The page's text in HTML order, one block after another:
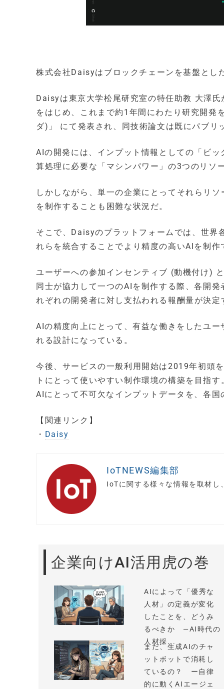
株式会社Daisyはブロックチェーンを基盤と
Daisyは東京大学松尾研究室の特任助教 大澤
をはじめ、これまで約1年間にわたり研究開
ダ)」 にて発表され、同技術論文は既にパブリ
AIの開発には、インプット情報としての「ビ
算処理に必要な「マシンパワー」の3つのリソ
しかしながら、単一の企業にとってそれらリ
を制作することも困難な状況だ。
そこで、Daisyのプラットフォームでは、世界
れらを統合することでより精度の高いAIを制
ユーザーへの参加インセンティブ (動機付け)
同士が協力して一つのAIを制作する際、各開
れぞれの開発者に対し支払われる報酬量が決
AIの精度向上にとって、有益な働きをしたユ
れる設計になっている。
今後、サービスの一般利用開始は2019年初頭
トにとって使いやすい制作環境の構築を目指
AIにとって不可欠なインプットデータを、各
【関連リンク】
・ Daisy
IoTNEWS編集部
IoTに関する様々な情報を取材し
企業向けAI活用虎の巻
AIによって「優秀な
人材」の定義が変化
したことを、どうみ
るべきか —AI時代の
人材採...
まだ、生成AIのチャ
ットボットで消耗し
ているの？ ー自律
的に動くAIエージェ